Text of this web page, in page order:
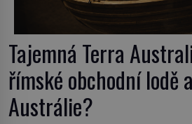
Tajemná Terra
římské obchodní lodě
Austrálie?